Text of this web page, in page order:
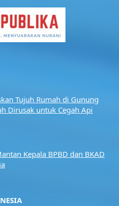
Tujuh Rumah di Gunung
Dirusak untuk Cegah Api
Kepala BPBD dan BKAD